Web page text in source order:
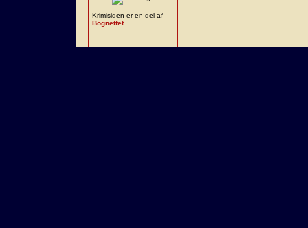
Krimisiden er en del af
Bognettet